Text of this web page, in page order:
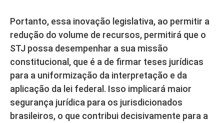
Portanto, essa inovação legislativa, ao permitir a
redução do volume de recursos, permitirá que o
STJ possa desempenhar a sua missão
constitucional, que é a de firmar teses jurídicas
para a uniformização da interpretação e da
aplicação da lei federal. Isso implicará maior
segurança jurídica para os jurisdicionados
brasileiros, o que contribui decisivamente para a